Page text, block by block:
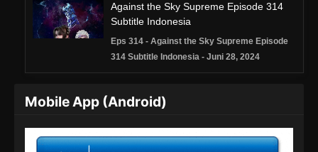
Against the Sky Supreme Episode 314
Subtitle Indonesia
Eps 314 - Against the Sky Supreme Episode
314 Subtitle Indonesia - Juni 28, 2024
Subtitle Indonesia
315 Subtitle Indonesia - Juli 1, 2024
Mobile App (Android)